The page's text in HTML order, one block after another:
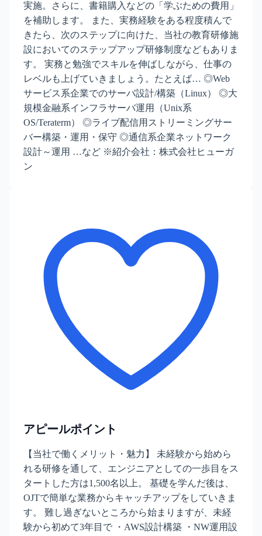
実施。さらに、書籍購入などの「学ぶための費用」
を補助します。 また、実務経験をある程度積んで
きたら、次のステップに向けた、当社の教育研修施
設においてのステップアップ研修制度などもありま
す。 実務と勉強でスキルを伸ばしながら、仕事の
レベルも上げていきましょう。たとえば… ◎Web
サービス系企業でのサーバ設計/構築（Linux） ◎大
規模金融系インフラサーバ運用（Unix系
OS/Teraterm） ◎ライブ配信用ストリーミングサー
バー構築・運用・保守 ◎通信系企業ネットワーク
設計～運用 …など ※紹介会社：株式会社ヒューガ
ン
アピールポイント
【当社で働くメリット・魅力】 未経験から始めら
れる研修を通して、エンジニアとしての一歩目をス
タートした方は1,500名以上。 基礎を学んだ後は、
OJTで簡単な業務からキャッチアップをしていきま
す。 難し過ぎないところから始まりますが、未経
験から初めて3年目で ・AWS設計構築 ・NW運用設